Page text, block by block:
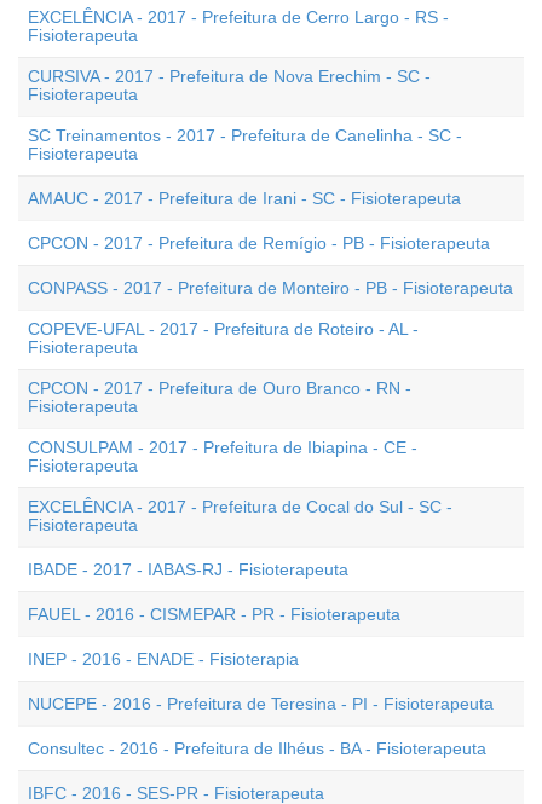
EXCELÊNCIA - 2017 - Prefeitura de Cerro Largo - RS -
Fisioterapeuta
CURSIVA - 2017 - Prefeitura de Nova Erechim - SC -
Fisioterapeuta
SC Treinamentos - 2017 - Prefeitura de Canelinha - SC -
Fisioterapeuta
AMAUC - 2017 - Prefeitura de Irani - SC - Fisioterapeuta
CPCON - 2017 - Prefeitura de Remígio - PB - Fisioterapeuta
CONPASS - 2017 - Prefeitura de Monteiro - PB - Fisioterapeuta
COPEVE-UFAL - 2017 - Prefeitura de Roteiro - AL -
Fisioterapeuta
CPCON - 2017 - Prefeitura de Ouro Branco - RN -
Fisioterapeuta
CONSULPAM - 2017 - Prefeitura de Ibiapina - CE -
Fisioterapeuta
EXCELÊNCIA - 2017 - Prefeitura de Cocal do Sul - SC -
Fisioterapeuta
IBADE - 2017 - IABAS-RJ - Fisioterapeuta
FAUEL - 2016 - CISMEPAR - PR - Fisioterapeuta
INEP - 2016 - ENADE - Fisioterapia
NUCEPE - 2016 - Prefeitura de Teresina - PI - Fisioterapeuta
Consultec - 2016 - Prefeitura de Ilhéus - BA - Fisioterapeuta
IBFC - 2016 - SES-PR - Fisioterapeuta